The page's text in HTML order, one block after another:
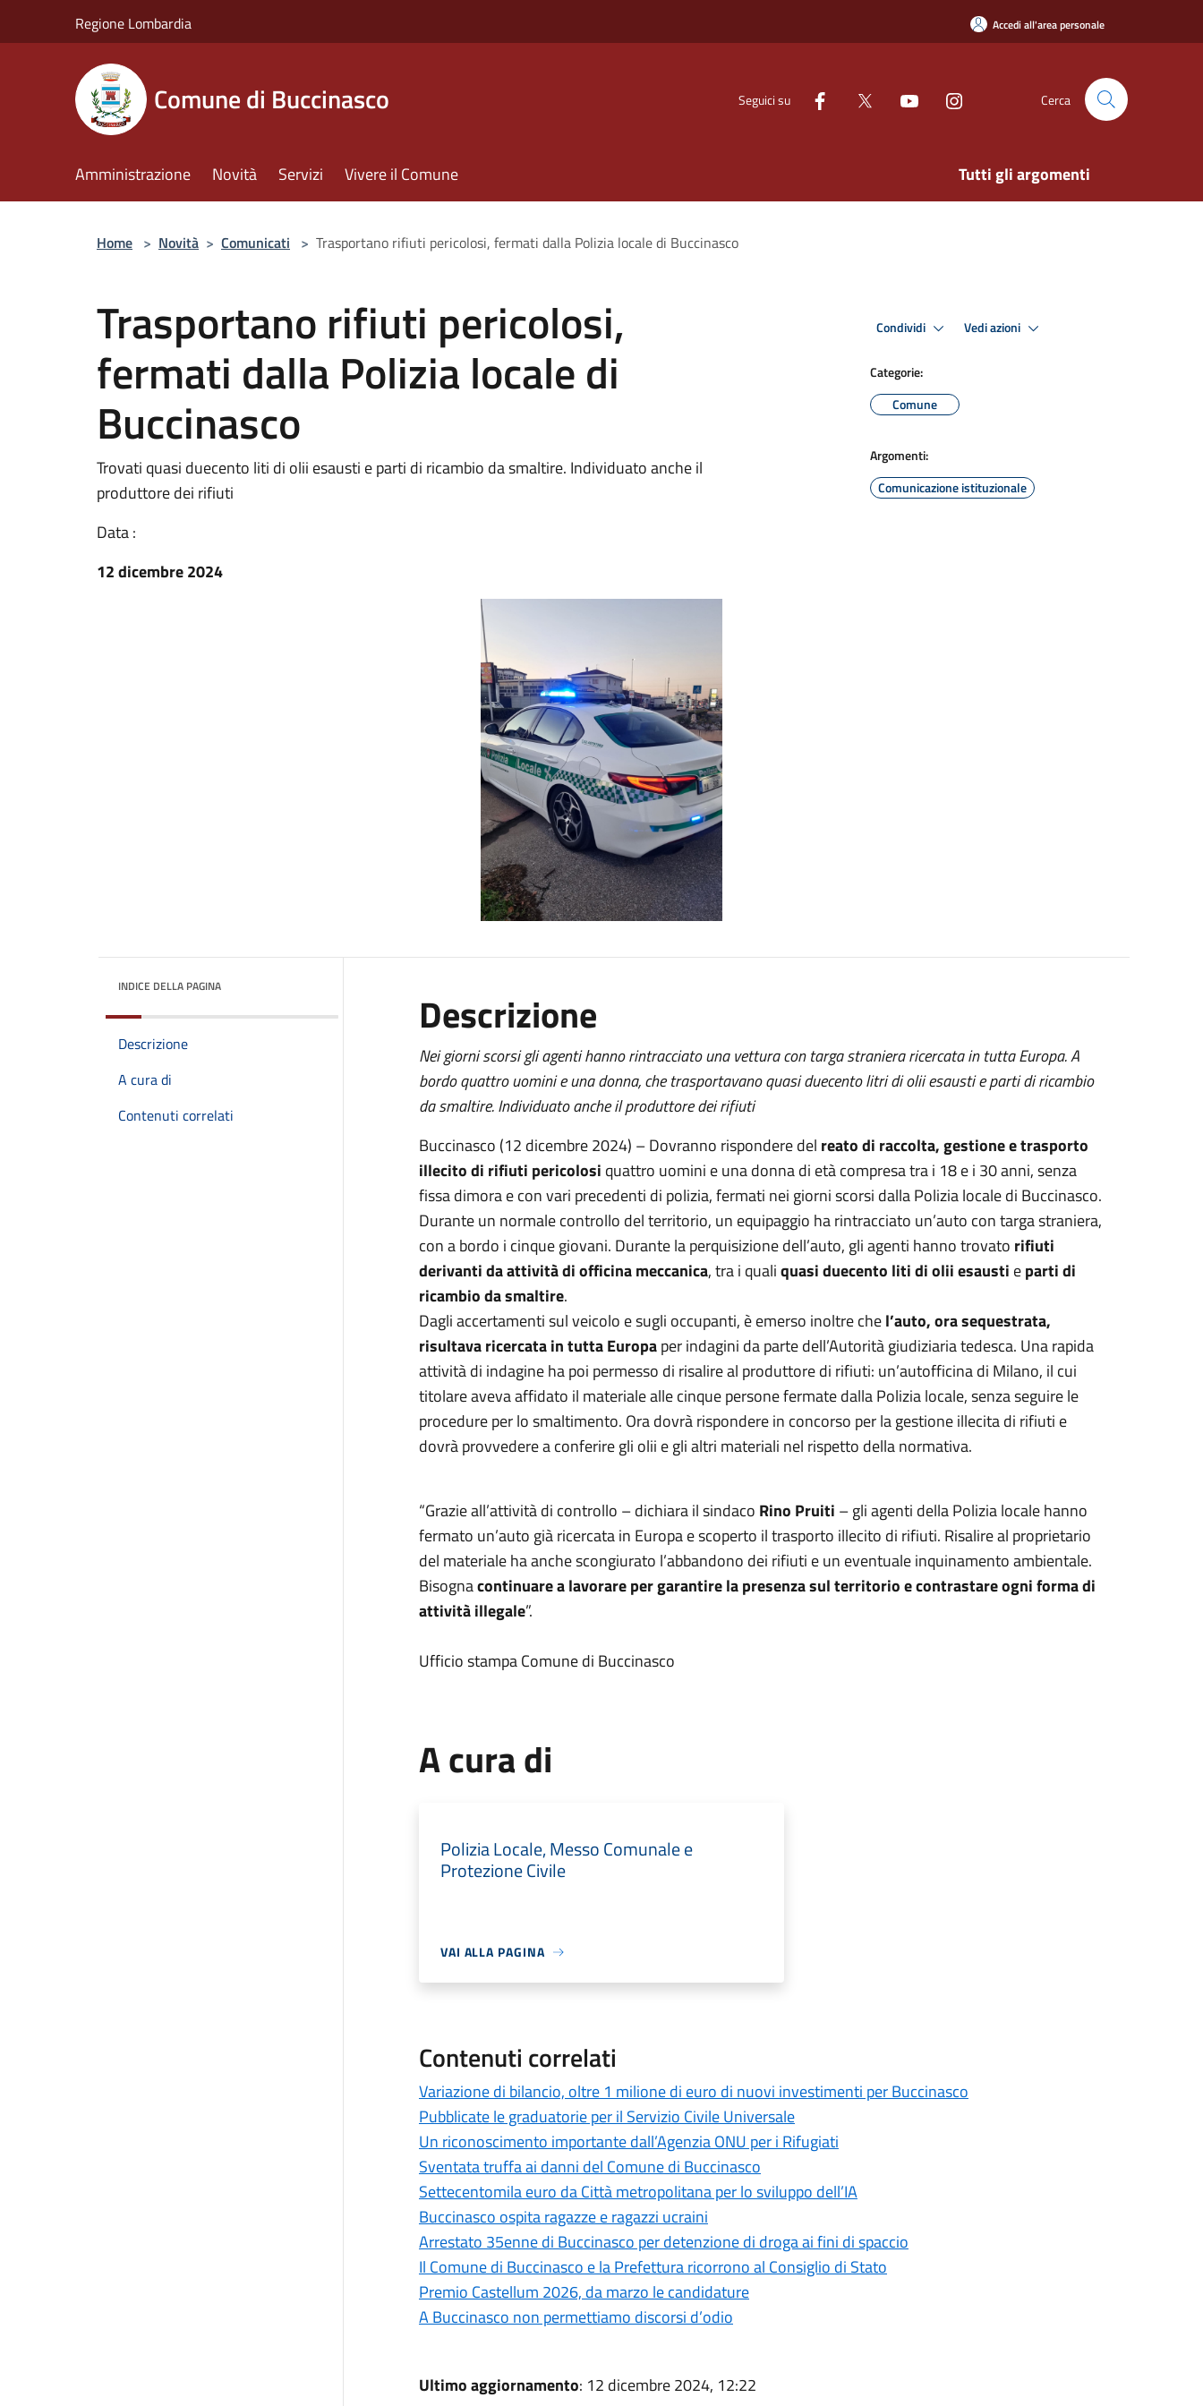
Regione Lombardia Accedi all'area personale
Comune di Buccinasco Seguici su Cerca
Amministrazione Novità Servizi Vivere il Comune Tutti gli argomenti
Home > Novità > Comunicati > Trasportano rifiuti pericolosi, fermati dalla Polizia locale di Buccinasco
Trasportano rifiuti pericolosi,
fermati dalla Polizia locale di
Buccinasco
Trovati quasi duecento liti di olii esausti e parti di ricambio da smaltire. Individuato anche il
produttore dei rifiuti
Data :
12 dicembre 2024
Condividi Vedi azioni
Categorie:
Comune
Argomenti:
Comunicazione istituzionale
INDICE DELLA PAGINA
Descrizione
A cura di
Contenuti correlati
Descrizione
Nei giorni scorsi gli agenti hanno rintracciato una vettura con targa straniera ricercata in tutta Europa. A
bordo quattro uomini e una donna, che trasportavano quasi duecento litri di olii esausti e parti di ricambio
da smaltire. Individuato anche il produttore dei rifiuti
Buccinasco (12 dicembre 2024) – Dovranno rispondere del reato di raccolta, gestione e trasporto
illecito di rifiuti pericolosi quattro uomini e una donna di età compresa tra i 18 e i 30 anni, senza
fissa dimora e con vari precedenti di polizia, fermati nei giorni scorsi dalla Polizia locale di Buccinasco.
Durante un normale controllo del territorio, un equipaggio ha rintracciato un’auto con targa straniera,
con a bordo i cinque giovani. Durante la perquisizione dell’auto, gli agenti hanno trovato rifiuti
derivanti da attività di officina meccanica, tra i qualiquasi duecento liti di olii esausti eparti di
ricambio da smaltire.
Dagli accertamenti sul veicolo e sugli occupanti, è emerso inoltre chel’auto, ora sequestrata,
risultava ricercata in tutta Europaper indagini da parte dell’Autorità giudiziaria tedesca. Una rapida
attività di indagine ha poi permesso di risalire al produttore di rifiuti: un’autofficina di Milano, il cui
titolare aveva affidato il materiale alle cinque persone fermate dalla Polizia locale, senza seguire le
procedure per lo smaltimento. Ora dovrà rispondere in concorso per la gestione illecita di rifiuti e
dovrà provvedere a conferire gli olii e gli altri materiali nel rispetto della normativa.
“Grazie all’attività di controllo – dichiara il sindaco Rino Pruiti – gli agenti della Polizia locale hanno
fermato un’auto già ricercata in Europa e scoperto il trasporto illecito di rifiuti. Risalire al proprietario
del materiale ha anche scongiurato l’abbandono dei rifiuti e un eventuale inquinamento ambientale.
Bisognacontinuare a lavorare per garantire la presenza sul territorio e contrastare ogni forma di
attività illegale”.
Ufficio stampa Comune di Buccinasco
A cura di
Polizia Locale, Messo Comunale e
Protezione Civile
VAI ALLA PAGINA
Contenuti correlati
Variazione di bilancio, oltre 1 milione di euro di nuovi investimenti per Buccinasco
Pubblicate le graduatorie per il Servizio Civile Universale
Un riconoscimento importante dall’Agenzia ONU per i Rifugiati
Sventata truffa ai danni del Comune di Buccinasco
Settecentomila euro da Città metropolitana per lo sviluppo dell’IA
Buccinasco ospita ragazze e ragazzi ucraini
Arrestato 35enne di Buccinasco per detenzione di droga ai fini di spaccio
Il Comune di Buccinasco e la Prefettura ricorrono al Consiglio di Stato
Premio Castellum 2026, da marzo le candidature
A Buccinasco non permettiamo discorsi d’odio
Ultimo aggiornamento: 12 dicembre 2024, 12:22